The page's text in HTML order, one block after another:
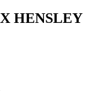
HENSLEY